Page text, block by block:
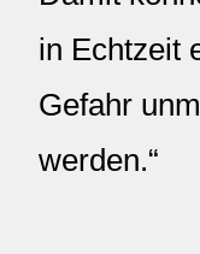
in Echtzeit
Gefahr
werden.“